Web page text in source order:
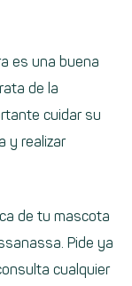
es una buena
de la
cuidar su
y realizar
de tu mascota
Pide ya
cualquier